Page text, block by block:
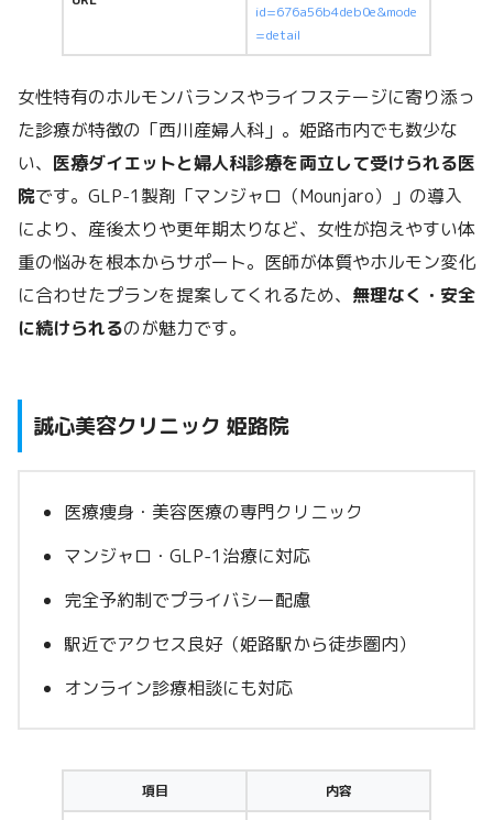
id=676a56b4deb0e&mode
=detail
女性特有のホルモンバランスやライフステージに寄り添っ
た診療が特徴の「西川産婦人科」。姫路市内でも数少な
い、 医療ダイエットと婦人科診療を両立して受けられる医
院です。GLP-1製剤「マンジャロ（Mounjaro）」の導入
により、産後太りや更年期太りなど、女性が抱えやすい体
重の悩みを根本からサポート。医師が体質やホルモン変化
に合わせたプランを提案してくれるため、 無理なく・安全
に続けられるのが魅力です。
誠心美容クリニック 姫路院
医療痩身・美容医療の専門クリニック
マンジャロ・GLP-1治療に対応
完全予約制でプライバシー配慮
駅近でアクセス良好（姫路駅から徒歩圏内）
オンライン診療相談にも対応
項目 内容